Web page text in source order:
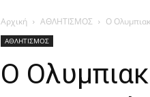
Αρχική ΑΘΛΗΤΙΣΜΟΣ Ο
ΑΘΛΗΤΙΣΜΟΣ
Ο